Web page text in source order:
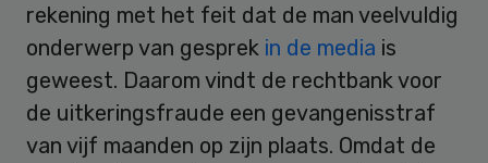
rekening met het feit dat de man veelvuldig
onderwerp van gesprek in de media is
geweest. Daarom vindt de rechtbank voor
de uitkeringsfraude een gevangenisstraf
van vijf maanden op zijn plaats. Omdat de